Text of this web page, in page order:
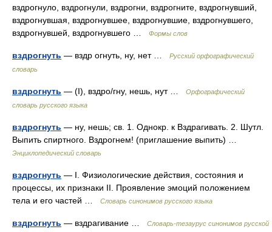
вздрогнуло, вздрогнули, вздрогни, вздрогните, вздрогнувший,
вздрогнувшая, вздрогнувшее, вздрогнувшие, вздрогнувшего,
вздрогнувшей, вздрогнувшего …
Формы слов
вздрогнуть — вздр огнуть, ну, нет …
Русский орфографический
словарь
вздрогнуть — (I), вздро/гну, нешь, нут …
Орфографический
словарь русского языка
вздрогнуть — ну, нешь; св. 1. Однокр. к Вздрагивать. 2. Шутл.
Выпить спиртного. Вздрогнем! (приглашение выпить) …
Энциклопедический словарь
вздрогнуть — I. Физиологические действия, состояния и
процессы, их признаки II. Проявление эмоций положением
тела и его частей …
Словарь синонимов русского языка
вздрогнуть — вздрагивание …
Словарь-тезаурус синонимов русской